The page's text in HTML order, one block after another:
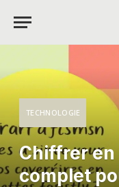
TECHNOLOGIE
Chiffrer en
complet